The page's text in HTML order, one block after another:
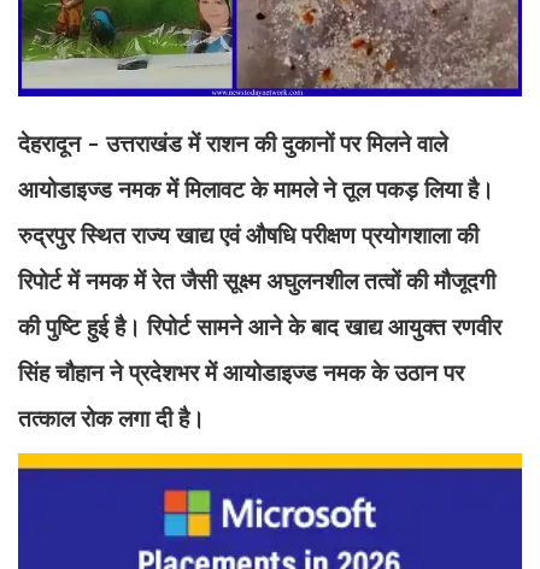
देहरादून - उत्तराखंड में राशन की दुकानों पर मिलने वाले
आयोडाइज्ड नमक में मिलावट के मामले ने तूल पकड़ लिया है।
रुद्रपुर स्थित राज्य खाद्य एवं औषधि परीक्षण प्रयोगशाला की
रिपोर्ट में नमक में रेत जैसी सूक्ष्म अघुलनशील तत्वों की मौजूदगी
की पुष्टि हुई है। रिपोर्ट सामने आने के बाद खाद्य आयुक्त रणवीर
सिंह चौहान ने प्रदेशभर में आयोडाइज्ड नमक के उठान पर
तत्काल रोक लगा दी है।